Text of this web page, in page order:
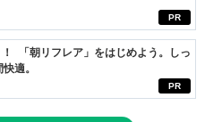
PR
PR
「朝リフレア」をはじめよう。しっ
適。